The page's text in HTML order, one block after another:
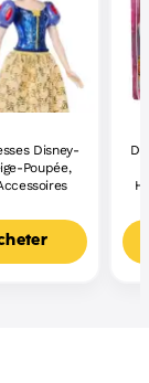
Disney-
Poupée,